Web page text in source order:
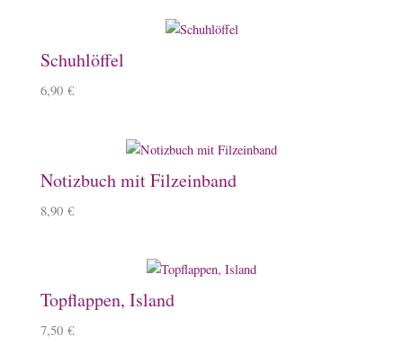
Schuhlöffel
6,90 €
Notizbuch mit Filzeinband
8,90 €
Topflappen, Island
7,50 €